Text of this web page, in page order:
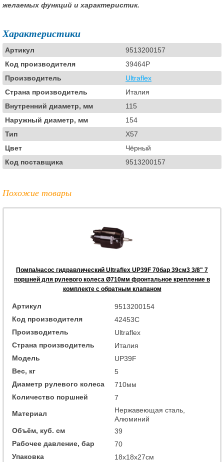
желаемых функций и характеристик.
Характеристики
Артикул
9513200157
Код производителя
39464P
Производитель
Ultraflex
Страна производитель
Италия
Внутренний диаметр, мм
115
Наружный диаметр, мм
154
Тип
X57
Цвет
Чёрный
Код поставщика
9513200157
Похожие товары
Помпа/насос гидравлический Ultraflex UP39F 70бар 39см3 3/8" 7
поршней для рулевого колеса Ø710мм фронтальное крепление в
комплекте с обратным клапаном
Артикул
9513200154
Код производителя
42453C
Производитель
Ultraflex
Страна производитель
Италия
Модель
UP39F
Вес, кг
5
Диаметр рулевого колеса
710мм
Количество поршней
7
Материал
Нержавеющая сталь,
Алюминий
Объём, куб. см
39
Рабочее давление, бар
70
Упаковка
18x18x27см